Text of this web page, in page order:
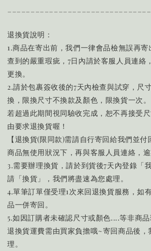
退換貨說明：
1.商品在寄出前，我們一律會品檢無誤再
查到的嚴重瑕疵，7日內請於客服人員連絡
更換。
2.請於包裹簽收後的7天內檢查與試穿，尺
換，限換尺寸不換款及顏色，限換貨一次。
若超過此期間視同驗收完成，恕不再接受
由要求退換貨喔！
【退換貨(限同款)需請自行寄回給我們並
商品無使用狀況下，再與客服人員連絡，逾
3.需要辦理換貨，請於到貨後7天內登錄「
請「換貨」，我們將盡速為您處理。
4.單筆訂單僅受理1次來回退換貨服務，如
品一併寄回。
5.如因訂購者未確認尺寸或顏色....等非商
退換貨運費需由買家負擔哦~寄回商品後，
理。